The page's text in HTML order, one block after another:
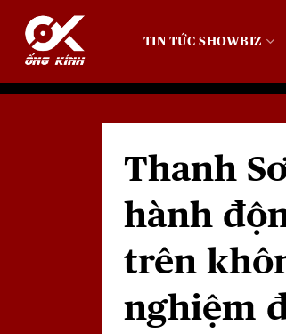
TIN TỨC SHOWBIZ
Thanh
hành
trên
nghiệm